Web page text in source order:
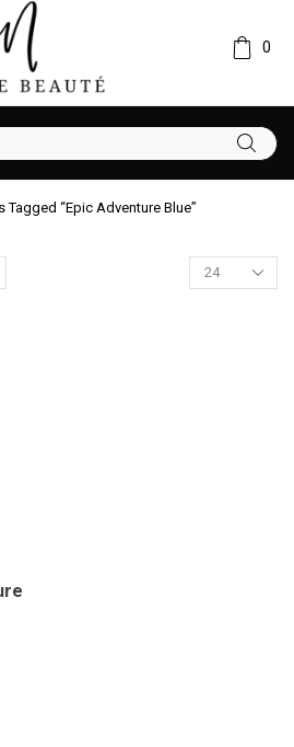
0
Tagged “Epic Adventure Blue”